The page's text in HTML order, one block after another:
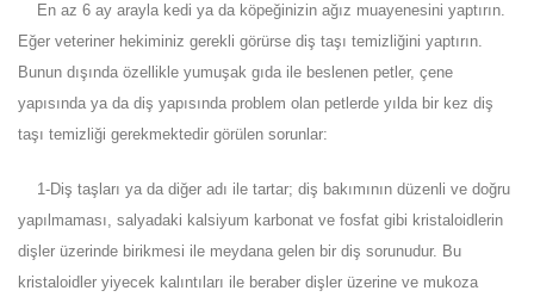
En az 6 ay arayla kedi ya da köpeğinizin ağız muayenesini yaptırın.
Eğer veteriner hekiminiz gerekli görürse diş taşı temizliğini yaptırın.
Bunun dışında özellikle yumuşak gıda ile beslenen petler, çene
yapısında ya da diş yapısında problem olan petlerde yılda bir kez diş
taşı temizliği gerekmektedir görülen sorunlar:
1-Diş taşları ya da diğer adı ile tartar; diş bakımının düzenli ve doğru
yapılmaması, salyadaki kalsiyum karbonat ve fosfat gibi kristaloidlerin
dişler üzerinde birikmesi ile meydana gelen bir diş sorunudur. Bu
kristaloidler yiyecek kalıntıları ile beraber dişler üzerine ve mukoza